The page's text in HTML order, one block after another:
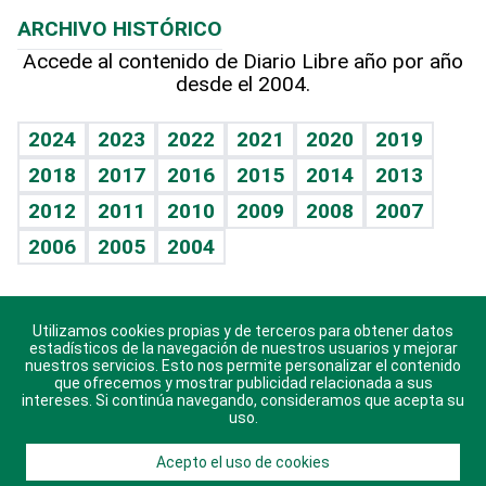
Hablando con el pediatra
Vida y familia
Eñe
Celebrando la vida
Sin complejos
En pocas palabras
Escuchando al corazón
Economía Personal
TBT Deportivo
Más firmas
Hecho en casa
Guía del dinero
Cumpleaños
Horóscopos
Crucigramas
ARCHIVO HISTÓRICO
Accede al contenido de Diario Libre año por año
desde el 2004.
2024 2023 2022 2021 2020
2019
2018
2017 2016 2015 2014
2013
2012
2011 2010 2009 2008
2007
2006
2005 2004
Descarga nuestras aplicaciones para Android, iOS y
sistema Huawei.
Utilizamos cookies propias y de terceros para obtener datos
estadísticos de la navegación de nuestros usuarios y mejorar
nuestros servicios. Esto nos permite personalizar el contenido
que ofrecemos y mostrar publicidad relacionada a sus
intereses. Si continúa navegando, consideramos que acepta su
uso.
Acepto el uso de cookies